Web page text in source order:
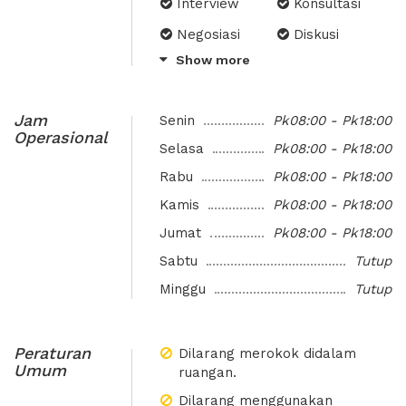
everyday (coffee, tea and mineral
water), company name/logo
service, free wifi in all office area,
daily cleaning service, access to
meeting rooms in vOffice and
Union Space centers in Indonesia.
month)
Photocopy/Print
Access to
vOffice and
Union Space
Indonesia
Interview
Konsultasi
Negosiasi
Diskusi
Internal Meeting Perusahaan
Show more
Jam
Operasional
Senin
Pk08:00 - Pk18:00
Selasa
Pk08:00 - Pk18:00
Rabu
Pk08:00 - Pk18:00
Kamis
Pk08:00 - Pk18:00
Jumat
Pk08:00 - Pk18:00
Sabtu
Tutup
Minggu
Tutup
Peraturan
Umum
Dilarang merokok didalam
ruangan.
Dilarang menggunakan